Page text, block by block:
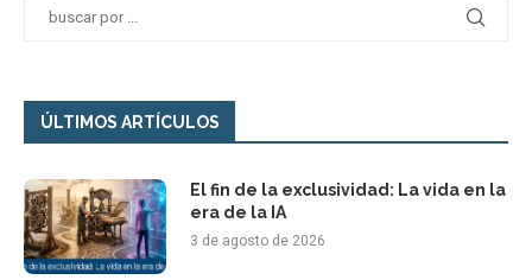
ÚLTIMOS ARTÍCULOS
El fin de la exclusividad: La vida en la
era de la IA
3 de agosto de 2026